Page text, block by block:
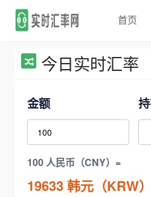
首页
今日实时汇率
金额
100 人民币（CNY）=
19633韩元（KRW）